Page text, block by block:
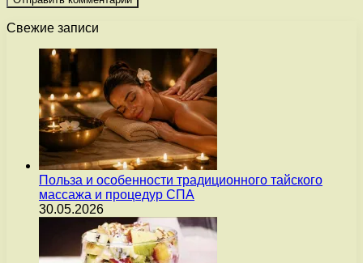
Свежие записи
Польза и особенности традиционного тайского
массажа и процедур СПА
30.05.2026